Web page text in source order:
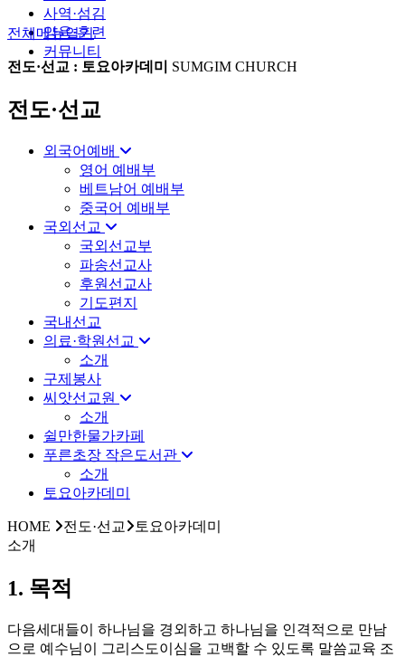
사역·섬김
양육·훈련
커뮤니티
전체메뉴열기
전도·선교 : 토요아카데미 SUMGIM CHURCH
전도·선교
외국어예배
영어 예배부
베트남어 예배부
중국어 예배부
국외선교
국외선교부
파송선교사
후원선교사
기도편지
국내선교
의료·학원선교
소개
구제봉사
씨앗선교원
소개
쉴만한물가카페
푸른초장 작은도서관
소개
토요아카데미
HOME 전도·선교
토요아카데미
소개
1. 목적
다음세대들이 하나님을 경외하고 하나님을 인격적으로 만남
으로 예수님이 그리스도이심을 고백할 수 있도록 말씀교육 조